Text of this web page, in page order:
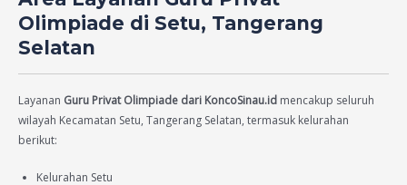
Olimpiade di Setu, Tangerang
Selatan
Layanan Guru Privat Olimpiade dari KoncoSinau.id mencakup seluruh
wilayah Kecamatan Setu, Tangerang Selatan, termasuk kelurahan
berikut:
Kelurahan Setu